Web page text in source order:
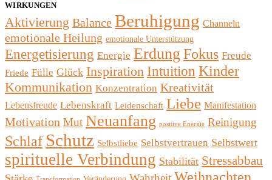
WIRKUNGEN
Aktivierung Balance Beruhigung Channeln
emotionale Heilung emotionale Unterstützung
Energetisierung Energie Erdung Fokus Freude
Friede Fülle Glück Inspiration Intuition Kinder
Kommunikation Konzentration Kreativität
Lebensfreude Lebenskraft Leidenschaft Liebe Manifestation
Motivation Mut Neuanfang positive Energie Reinigung
Schlaf Schutz Selbstliebe Selbstvertrauen Selbstwert
spirituelle Verbindung Stabilität Stressabbau